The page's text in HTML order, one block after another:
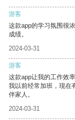
游客
这款app的学习氛围很
成绩。
2024-03-31
游客
这款app让我的工作效
我以前经常加班，现在
伴家人。
2024-03-31